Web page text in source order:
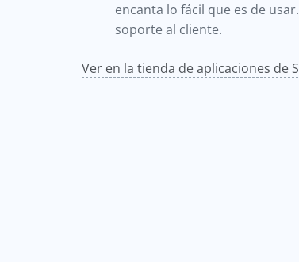
encanta lo fácil que es de
soporte al cliente.
Ver en la tienda de aplicaciones de